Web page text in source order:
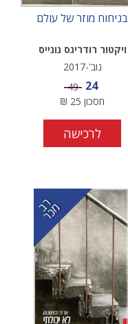
בניחוח מוזר של עולם
ויקטור רודריגס נונייס
נוב'-2017
מחיר מבצע
24 מחיר
49
חסכון 25
₪
לרכישה
ר
ב מ
כ
ר